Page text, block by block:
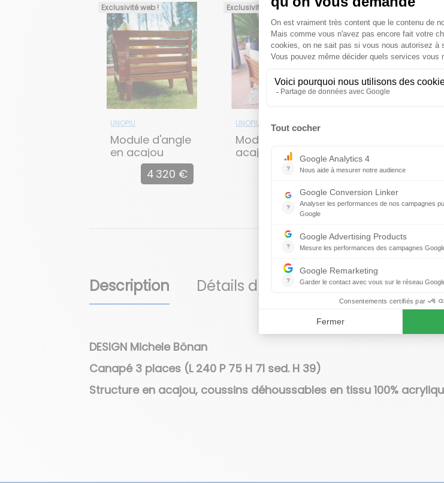
Exclusivité web !
UNOPIU
Module d'angle
en acajou
C'EST LA VIE
4 320 €
Exclusivité web !
UNOPIU
Module dossier
acajou C'EST LA
3 600 €
Exclusivité web !
places acajou
C'EST LA VIE
4 956 €
Canapé 3 places acajou
Description Détails du produit À propos de
DESIGN Michele Bönan
Canapé 3 places (L 240 P 75 H 71 sed. H 39)
Structure en acajou, coussins déhoussables en tissu 100%